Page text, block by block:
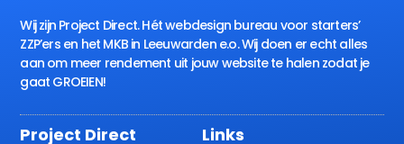
Wij zijn Project Direct. Hét webdesign bureau voor starters’
ZZP’ers en het MKB in Leeuwarden e.o. Wij doen er echt alles
aan om meer rendement uit jouw website te halen zodat je
gaat GROEIEN!
Project Direct Links